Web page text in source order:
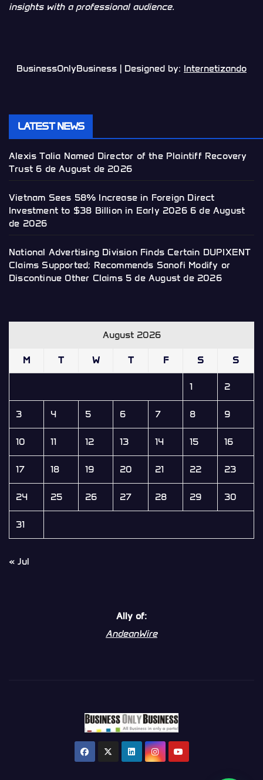
insights with a professional audience.
BusinessOnlyBusiness | Designed by: Internetizando
LATEST NEWS
Alexis Talia Named Director of the Plaintiff Recovery
Trust 6 de August de 2026
Vietnam Sees 58% Increase in Foreign Direct
Investment to $38 Billion in Early 2026 6 de August
de 2026
National Advertising Division Finds Certain DUPIXENT
Claims Supported; Recommends Sanofi Modify or
Discontinue Other Claims 5 de August de 2026
August 2026
M T W T F S S
1 2
3 4 5 6 7 8 9
10 11 12 13 14 15 16
17 18 19 20 21 22 23
24 25 26 27 28 29 30
31
« Jul
Ally of:
AndeanWire